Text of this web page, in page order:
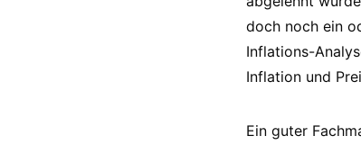
doch noch ein
Inflations-
Inflation und
Ein guter